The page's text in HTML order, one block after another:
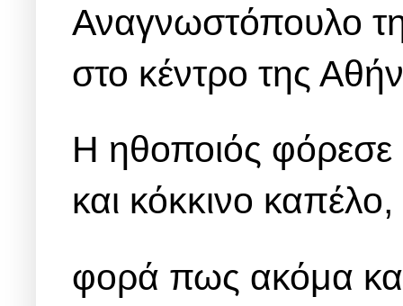
Αναγνωστόπουλο
στο κέντρο της
Η ηθοποιός
και κόκκινο
φορά πως ακόμα και